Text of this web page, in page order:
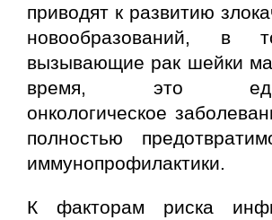
приводят к развитию
новообразований, в
вызывающие рак шейки
время, это
онкологическое
полностью
иммунопрофилактики.
К факторам риска